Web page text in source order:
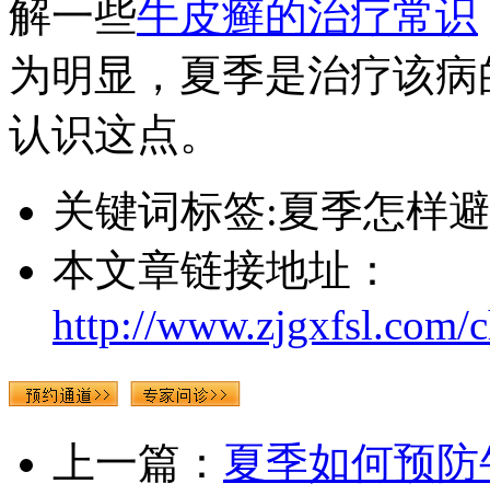
解一些牛皮癣的治疗常识
为明显，夏季是治疗该
认识这点。
关键词标签:夏季怎样
本文章链接地址：
http://www.zjgxfsl.com/
上一篇： 夏季如何预